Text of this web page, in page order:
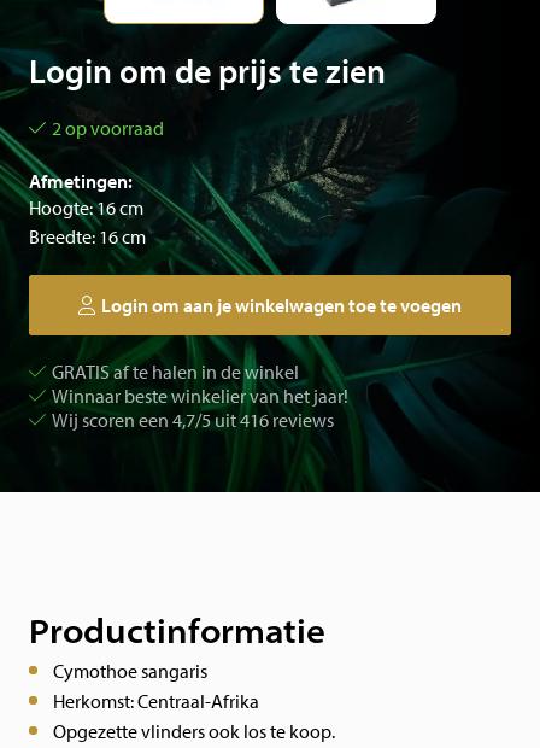
Login om de prijs te zien
2 op voorraad
Afmetingen:
Hoogte: 16 cm
Breedte: 16 cm
Login om aan je winkelwagen toe te voegen
GRATIS af te halen in de winkel
Winnaar beste winkelier van het jaar!
Wij scoren een 4,7/5 uit 416 reviews
Productinformatie
Cymothoe sangaris
Herkomst: Centraal-Afrika
Opgezette vlinders ook los te koop.